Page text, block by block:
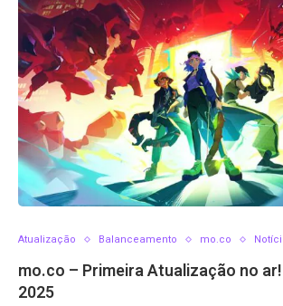
Atualização Balanceamento mo.co
mo.co – Primeira Atualização no
2025